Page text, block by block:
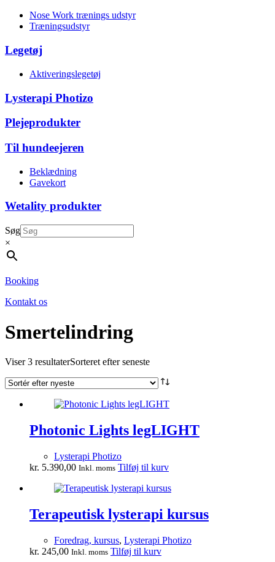
Nose Work trænings udstyr
Træningsudstyr
Legetøj
Aktiveringslegetøj
Lysterapi Photizo
Plejeprodukter
Til hundeejeren
Beklædning
Gavekort
Wetality produkter
Søg
×
Booking
Kontakt os
Smertelindring
Viser 3 resultaterSorteret efter seneste
Photonic Lights legLIGHT
Lysterapi Photizo
kr. 5.390,00 Inkl. moms Tilføj til kurv
Terapeutisk lysterapi kursus
Foredrag, kursus, Lysterapi Photizo
kr. 245,00 Inkl. moms Tilføj til kurv